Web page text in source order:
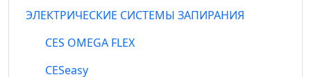
ЭЛЕКТРИЧЕСКИЕ СИСТЕМЫ ЗАПИРАНИЯ
CES OMEGA FLEX
CESeasy